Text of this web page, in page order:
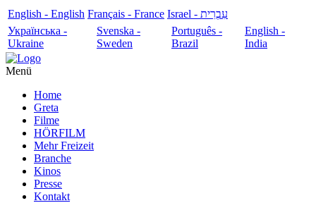
English - English Français - France
עִבְרִית - Israel
Українська -
Ukraine
Svenska -
Sweden
Português -
Brazil
English -
India
Menü
Home
Greta
Filme
HÖRFILM
Mehr Freizeit
Branche
Kinos
Presse
Kontakt